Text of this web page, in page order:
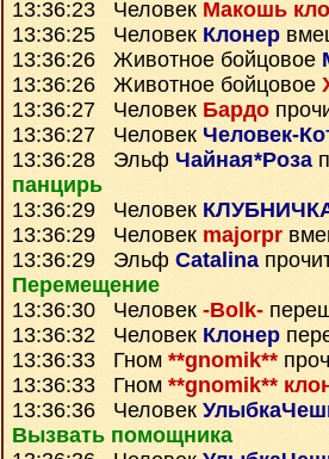
13:36:23 Человек Макошь
13:36:25 Человек Клонер
13:36:26 Животное бойцовое
13:36:26 Животное бойцовое
13:36:27 Человек Бардо
13:36:27 Человек Человек-
13:36:28 Эльф Чайная*Роза
панцирь
13:36:29 Человек
13:36:29 Человек majorpr
13:36:29 Эльф Catalina
Перемещение
13:36:30 Человек -Bolk-
13:36:32 Человек Клонер
13:36:33 Гном **gnomik**
13:36:33 Гном **gnomik**
13:36:36 Человек
Вызвать помощника